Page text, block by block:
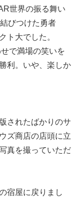
世界の振る舞い
びつけた勇者
ト大でした。
で満場の笑いを
利。いや、楽しか
されたばかりのサ
ズ商店の店頭に立
真を撮っていただ
宿屋に戻りまし